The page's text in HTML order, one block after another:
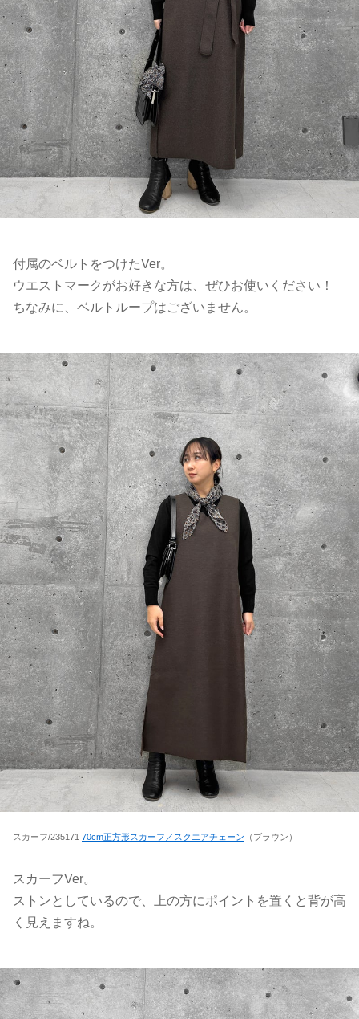
付属のベルトをつけたVer。
ウエストマークがお好きな方は、ぜひお使いください！
ちなみに、ベルトループはございません。
スカーフ/235171 70cm正方形スカーフ／スクエアチェーン （ブラウン）
スカーフVer。
ストンとしているので、上の方にポイントを置くと背が高
く見えますね。